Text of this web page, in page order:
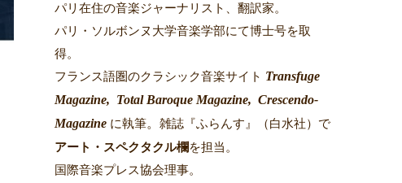
パリ在住の音楽ジャーナリスト、翻訳家。
パリ・ソルボンヌ大学音楽学部にて博士号を取
得。
フランス語圏のクラシック音楽サイト Transfuge
Magazine, Total Baroque Magazine, Crescendo-
Magazine に執筆。 雑誌『ふらんす』（白水社）で
アート・スペクタクル欄を担当。
国際音楽プレス協会理事。